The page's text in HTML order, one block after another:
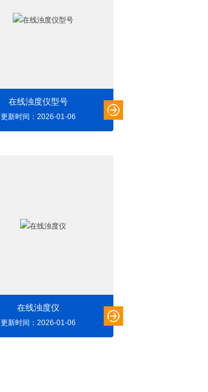
在线浊度仪型号
更新时间：2026-01-06
在线浊度仪
更新时间：2026-01-06